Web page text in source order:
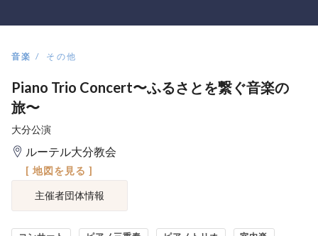
音楽 その他
Piano Trio Concert〜ふるさとを繋ぐ音楽の
旅〜
大分公演
ルーテル大分教会
[ 地図を見る ]
主催者団体情報